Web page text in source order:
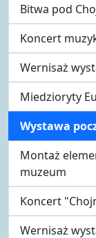
Bitwa pod
Koncert
Wernisaż
Miedzioryty
Wystawa
Montaż
muzeum
Koncert
Wernisaż